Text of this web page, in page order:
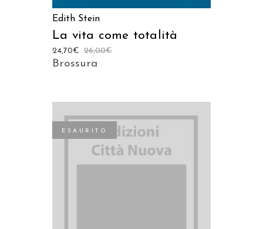
Edith Stein
La vita come totalità
26,00€
24,70€
Brossura
ESAURITO